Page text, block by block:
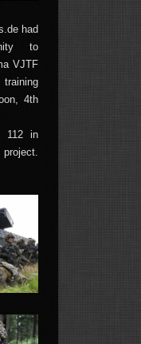
had
to
VJTF
4th
112 in